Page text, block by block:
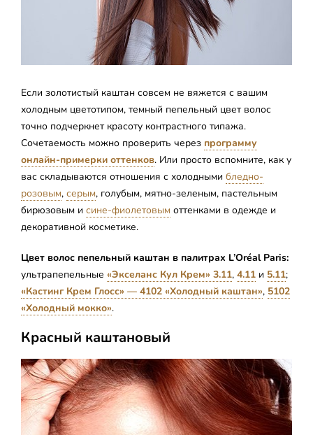
Если золотистый каштан совсем не вяжется с вашим
холодным цветотипом, темный пепельный цвет волос
точно подчеркнет красоту контрастного типажа.
Сочетаемость можно проверить через программу
онлайн-примерки оттенков. Или просто вспомните, как у
вас складываются отношения с холодными бледно-
розовым, серым, голубым, мятно-зеленым, пастельным
бирюзовым и сине-фиолетовым оттенками в одежде и
декоративной косметике.
Цвет волос пепельный каштан в палитрах L’Oréal Paris:
ультрапепельные «Экселанс Кул Крем» 3.11, 4.11 и 5.11;
«Кастинг Крем Глосс» — 4102 «Холодный каштан», 5102
«Холодный мокко».
Красный каштановый